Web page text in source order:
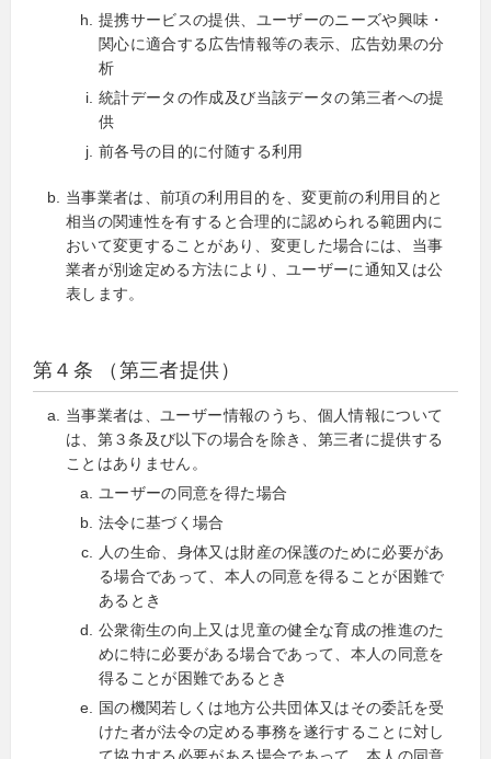
提携サービスの提供、ユーザーのニーズや興味・
関心に適合する広告情報等の表示、広告効果の分
析
統計データの作成及び当該データの第三者への提
供
前各号の目的に付随する利用
当事業者は、前項の利用目的を、変更前の利用目的と
相当の関連性を有すると合理的に認められる範囲内に
おいて変更することがあり、変更した場合には、当事
業者が別途定める方法により、ユーザーに通知又は公
表します。
第４条 （第三者提供）
当事業者は、ユーザー情報のうち、個人情報について
は、第３条及び以下の場合を除き、第三者に提供する
ことはありません。
ユーザーの同意を得た場合
法令に基づく場合
人の生命、身体又は財産の保護のために必要があ
る場合であって、本人の同意を得ることが困難で
あるとき
公衆衛生の向上又は児童の健全な育成の推進のた
めに特に必要がある場合であって、本人の同意を
得ることが困難であるとき
国の機関若しくは地方公共団体又はその委託を受
けた者が法令の定める事務を遂行することに対し